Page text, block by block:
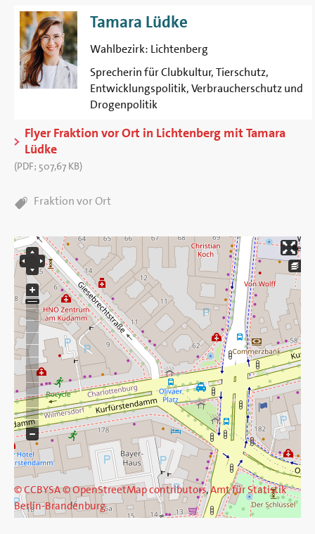
Tamara Lüdke
Wahlbezirk: Lichtenberg
Sprecherin für Clubkultur, Tierschutz,
Entwicklungspolitik, Verbraucherschutz und
Drogenpolitik
Flyer Fraktion vor Ort in Lichtenberg mit Tamara
Lüdke
(PDF; 507,67 KB)
TAGS:
Fraktion vor Ort
© CCBYSA© OpenStreetMap contributors,Amt für Statistik
Berlin-Brandenburg